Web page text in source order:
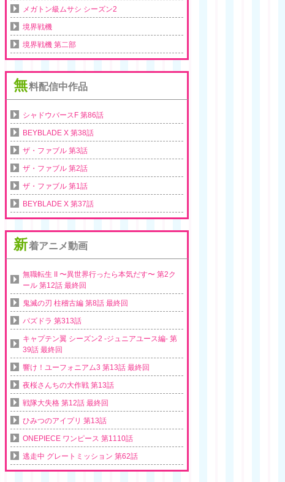
メガトン級ムサシ シーズン2
境界戦機
境界戦機 第二部
無料配信中作品
シャドウバースF 第86話
BEYBLADE X 第38話
ザ・ファブル 第3話
ザ・ファブル 第2話
ザ・ファブル 第1話
BEYBLADE X 第37話
新着アニメ動画
無職転生 II 〜異世界行ったら本気だす〜 第2ク
ール 第12話 最終回
鬼滅の刃 柱稽古編 第8話 最終回
パズドラ 第313話
キャプテン翼 シーズン2 -ジュニアユース編- 第
39話 最終回
響け！ユーフォニアム3 第13話 最終回
夜桜さんちの大作戦 第13話
戦隊大失格 第12話 最終回
ひみつのアイプリ 第13話
ONEPIECE ワンピース 第1110話
逃走中 グレートミッション 第62話